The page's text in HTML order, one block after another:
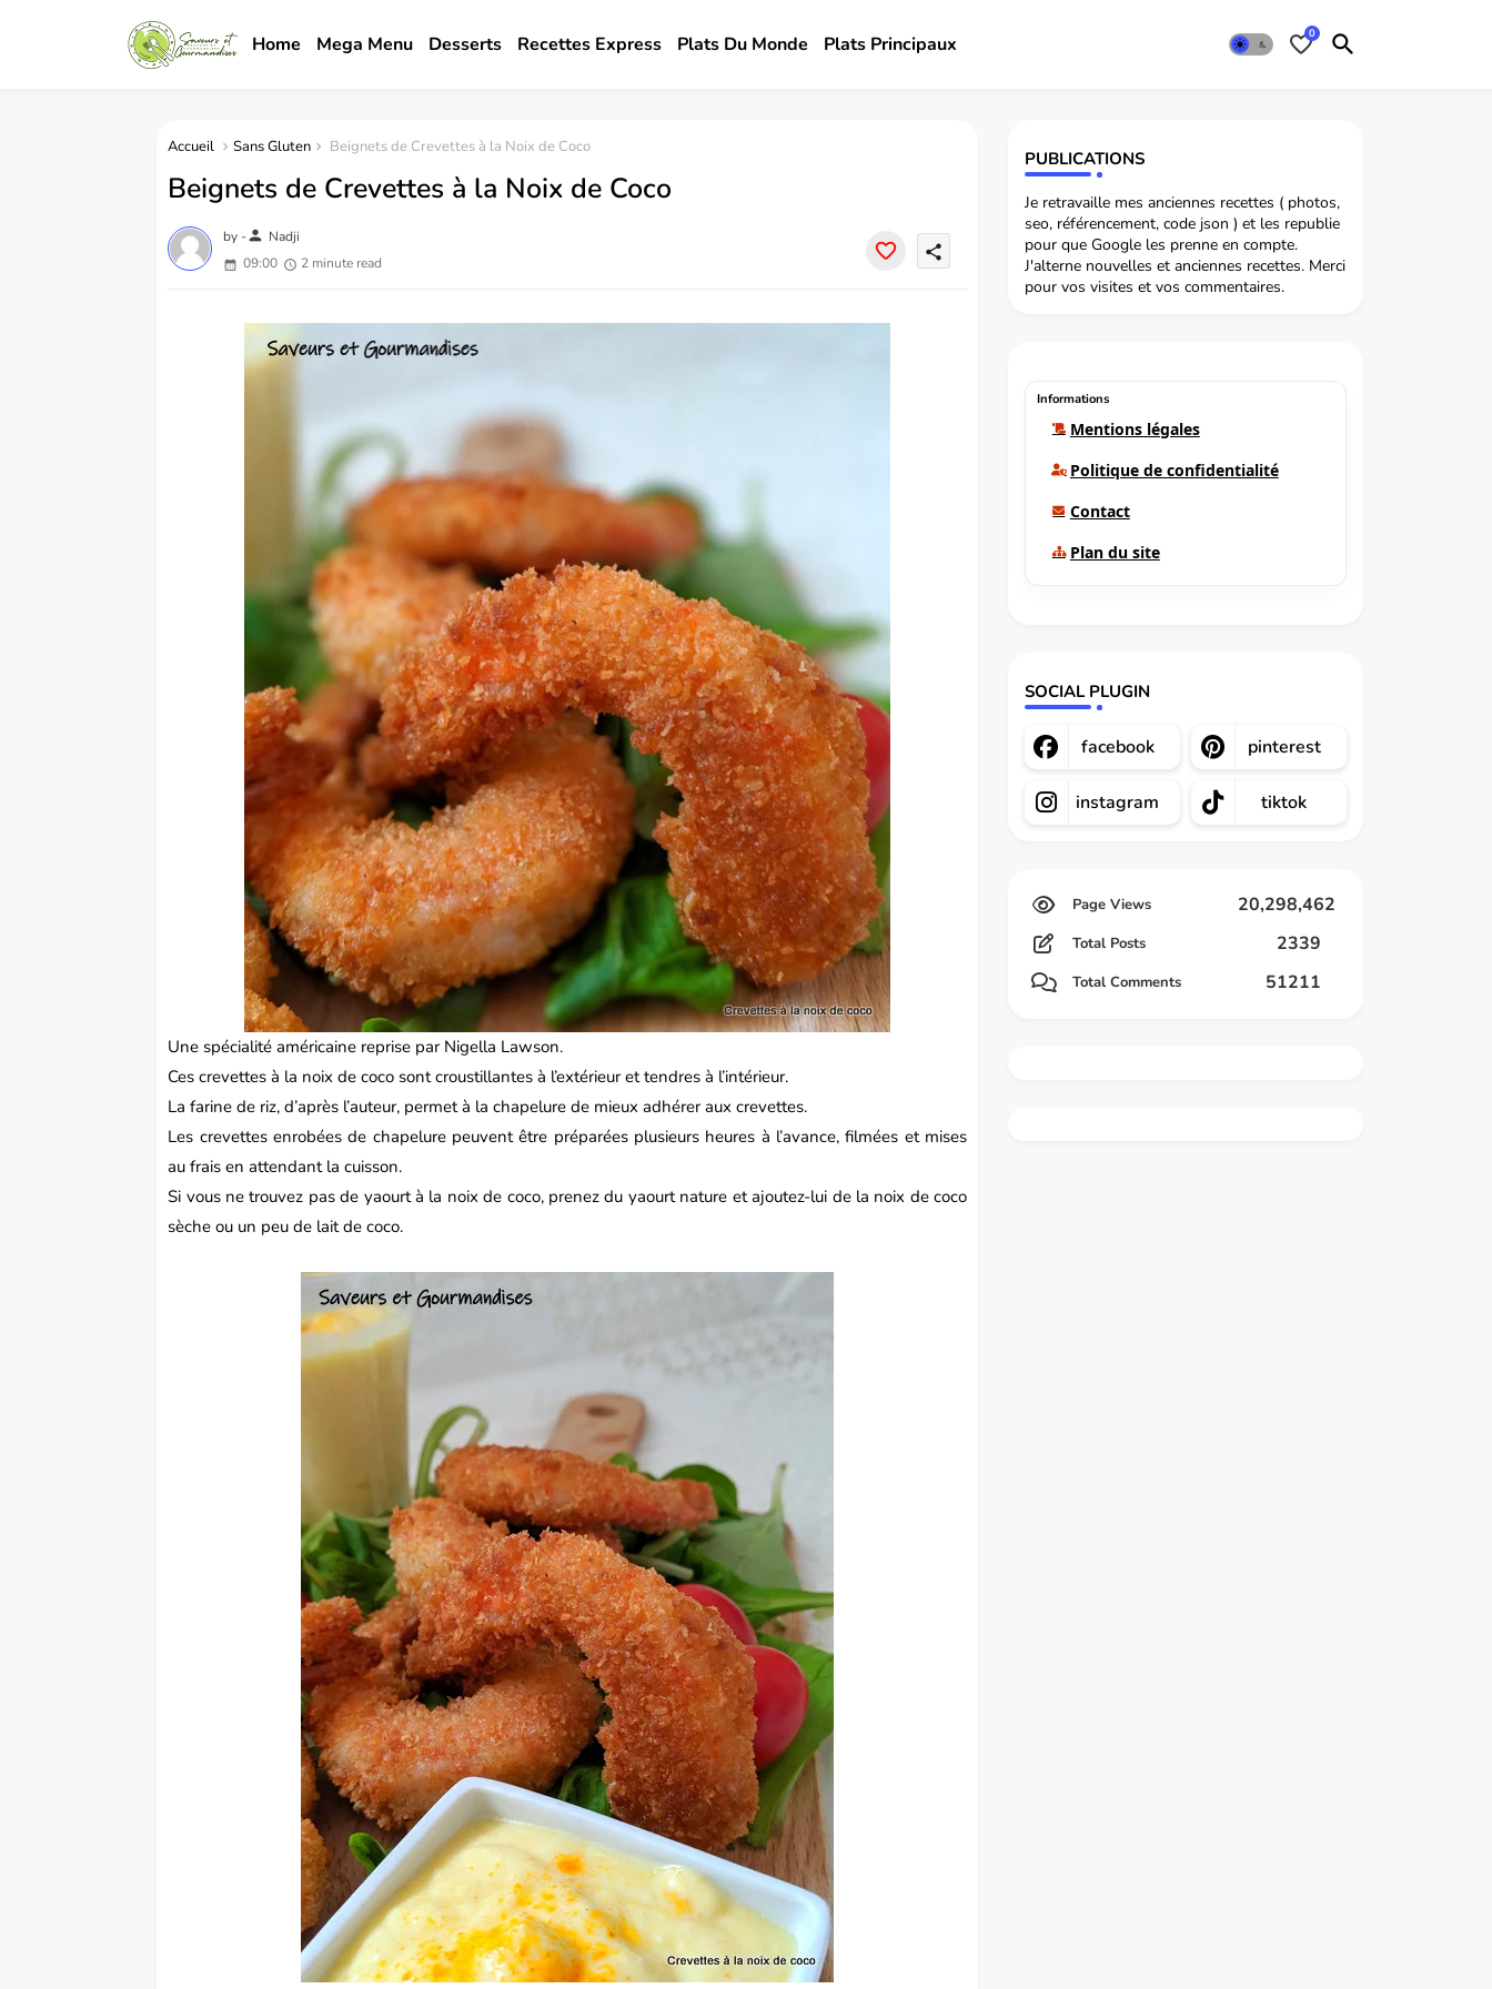
Home Mega Menu Desserts Recettes Express Plats Du Monde Plats Principaux 0
Accueil Sans Gluten Beignets de Crevettes à la Noix de Coco
Beignets de Crevettes à la Noix de Coco
by -person Nadji
09:00
2 minute read
share
Une spécialité américaine reprise par Nigella Lawson.
Ces crevettes à la noix de coco sont croustillantes à l’extérieur et tendres à l’intérieur.
La farine de riz, d’après l’auteur, permet à la chapelure de mieux adhérer aux crevettes.
Les crevettes enrobées de chapelure peuvent être préparées plusieurs heures à l’avance, filmées et mises
au frais en attendant la cuisson.
Si vous ne trouvez pas de yaourt à la noix de coco, prenez du yaourt nature et ajoutez-lui de la noix de coco
sèche ou un peu de lait de coco.
PUBLICATIONS
Je retravaille mes anciennes recettes ( photos,
seo, référencement, code json ) et les republie
pour que Google les prenne en compte.
J'alterne nouvelles et anciennes recettes. Merci
pour vos visites et vos commentaires.
Informations
Mentions légales
Politique de confidentialité
Contact
Plan du site
SOCIAL PLUGIN
facebook pinterest
instagram tiktok
20,298,462
Total Posts 2339
Total Comments 51211